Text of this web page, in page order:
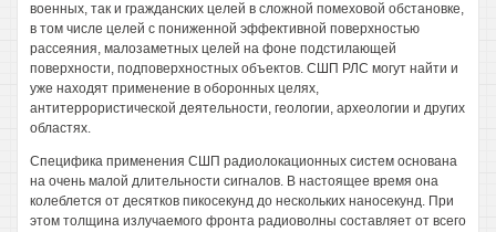
военных, так и гражданских целей в сложной помеховой обстановке,
в том числе целей с пониженной эффективной поверхностью
рассеяния, малозаметных целей на фоне подстилающей
поверхности, подповерхностных объектов. СШП РЛС могут найти и
уже находят применение в оборонных целях,
антитеррористической деятельности, геологии, археологии и других
областях.
Специфика применения СШП радиолокационных систем основана
на очень малой длительности сигналов. В настоящее время она
колеблется от десятков пикосекунд до нескольких наносекунд. При
этом толщина излучаемого фронта радиоволны составляет от всего